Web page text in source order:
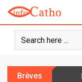
Brèves